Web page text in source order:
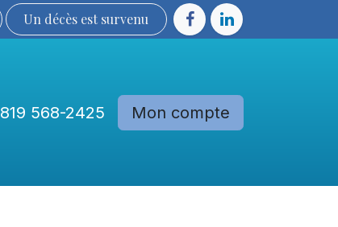
Un décès est sur​​​​​​​​ve​nu​​​​​​​​​​
819 568-2425 Mon compte